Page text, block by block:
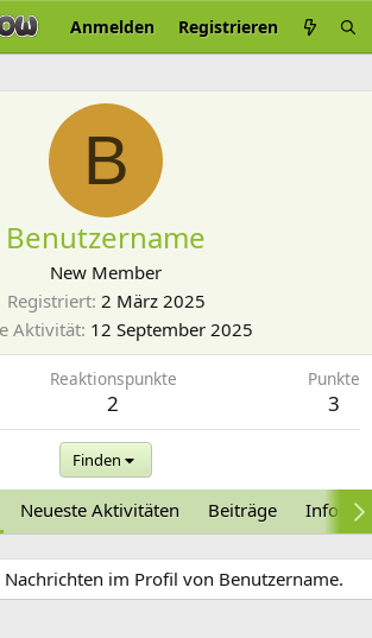
Anmelden Registrieren
B
Benutzername
New Member
Registriert 2 März 2025
Aktivität 12 September 2025
Reaktionspunkte
2
Punkte
3
Finden
Neueste Aktivitäten Beiträge
Nachrichten im Profil von Benutzername.